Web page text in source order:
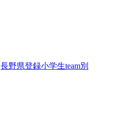
長野県登録小学生team別